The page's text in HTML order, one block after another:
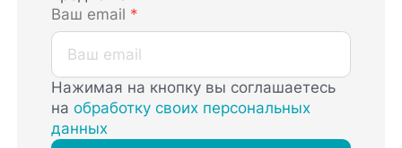
Ваш email *
Нажимая на кнопку вы соглашаетесь
наобработку своих персональных
данных